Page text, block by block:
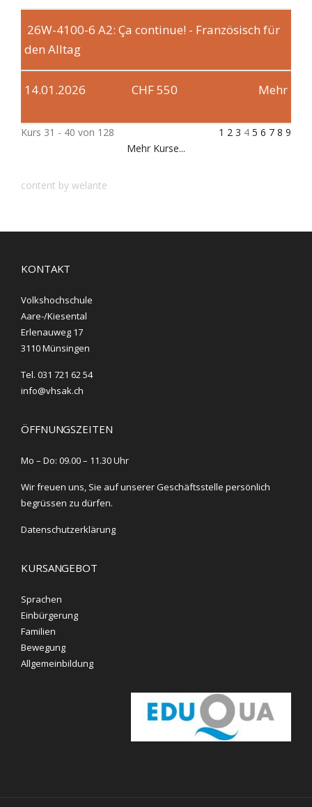
26W-4100-6 A2: Ça continue! - Französisch für
den Alltag
14.01.2026 CHF 550 Mehr
Kurs 31 - 40 von 128 1 2 3 4 5 6 7 8 9
Mehr Kurse...
content by welante
KONTAKT
Volkshochschule
Aare-/Kiesental
Erlenauweg 17
3110 Münsingen
Tel. 031 721 62 54
info@vhsak.ch
ÖFFNUNGSZEITEN
Mo – Do: 09.00 – 11.30 Uhr
Wir freuen uns, Sie auf unserer Geschäftsstelle persönlich
begrüssen zu dürfen.
Datenschutzerklärung
KURSANGEBOT
Sprachen
Einbürgerung
Familien
Bewegung
Allgemeinbildung